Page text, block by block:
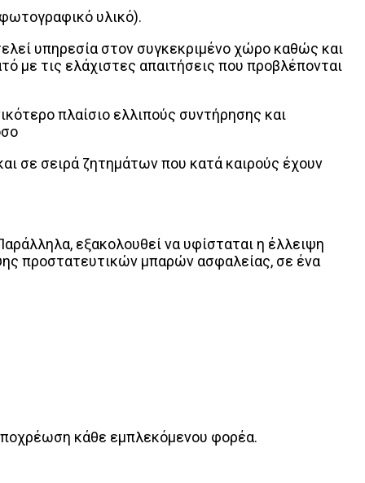
υλικό).
υπηρεσία στον συγκεκριμένο χώρο καθώς και
με τις ελάχιστες απαιτήσεις που προβλέπονται
πλαίσιο ελλιπούς συντήρησης και
σε σειρά ζητημάτων που κατά καιρούς έχουν
εξακολουθεί να υφίσταται η έλλειψη
προστατευτικών μπαρών ασφαλείας, σε ένα
κάθε εμπλεκόμενου φορέα.